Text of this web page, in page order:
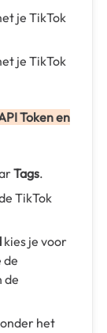
je TikTok
je TikTok
Token en
Tags.
TikTok
kies je voor
de
de
het